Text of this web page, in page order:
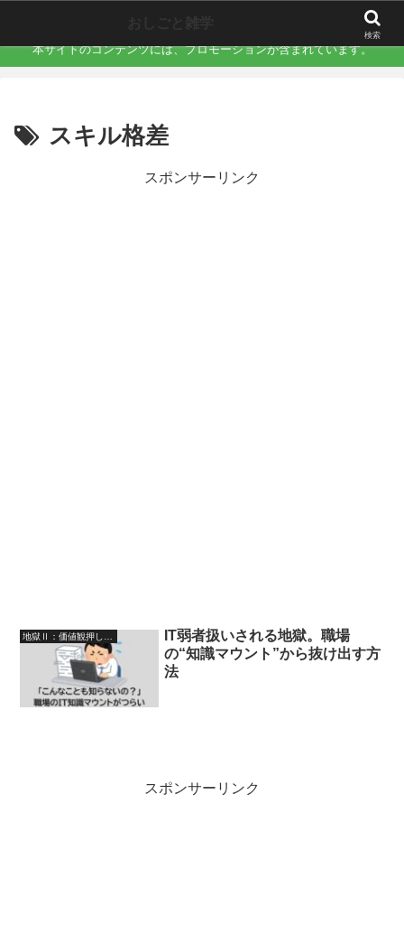
本サイトのコンテンツには、プロモーションが含まれています。
スキル格差
スポンサーリンク
IT弱者扱いされる地獄。職場
の“知識マウント”から抜け出す方
法
スポンサーリンク
検索